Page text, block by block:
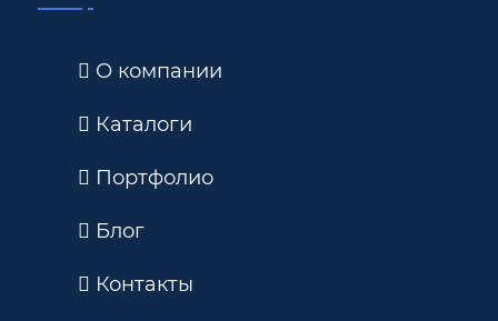
О компании
Каталоги
Портфолио
Блог
Контакты